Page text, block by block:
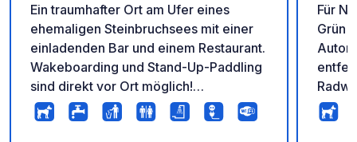
Ein traumhafter Ort am Ufer eines
ehemaligen Steinbruchsees mit einer
einladenden Bar und einem Restaurant.
Wakeboarding und Stand-Up-Paddling
sind direkt vor Ort möglich!
Entspannung pur am Seeufer unweit
von Mailand. Ein wirklich einzigartiger
Für
Grün
zum